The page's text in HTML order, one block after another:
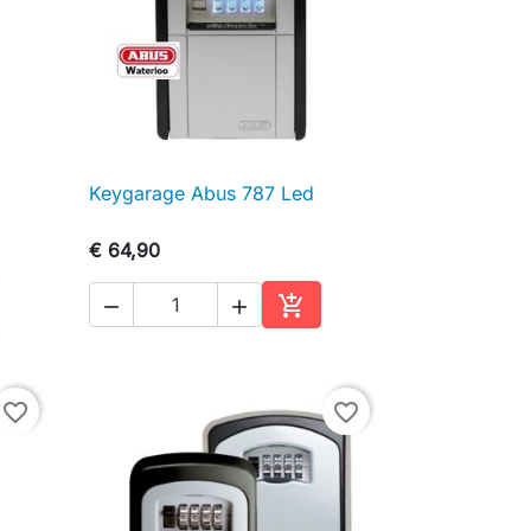
 Snel bekijken
Keygarage Abus 787 Led
€ 64,90
  
In winkelwagen
favorite_border favorite_border